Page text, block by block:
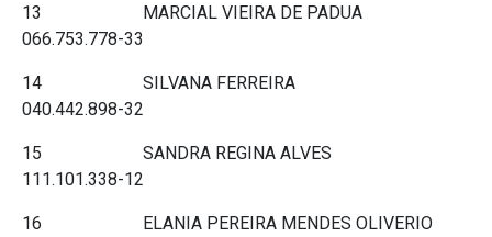
13 MARCIAL VIEIRA DE PADUA
066.753.778-33
14 SILVANA FERREIRA
040.442.898-32
15 SANDRA REGINA ALVES
111.101.338-12
16 ELANIA PEREIRA MENDES OLIVERIO